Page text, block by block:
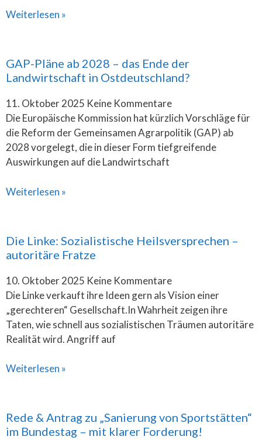
Weiterlesen »
GAP-Pläne ab 2028 – das Ende der
Landwirtschaft in Ostdeutschland?
11. Oktober 2025 Keine Kommentare
Die Europäische Kommission hat kürzlich Vorschläge für
die Reform der Gemeinsamen Agrarpolitik (GAP) ab
2028 vorgelegt, die in dieser Form tiefgreifende
Auswirkungen auf die Landwirtschaft
Weiterlesen »
Die Linke: Sozialistische Heilsversprechen –
autoritäre Fratze
10. Oktober 2025 Keine Kommentare
Die Linke verkauft ihre Ideen gern als Vision einer
„gerechteren“ Gesellschaft.In Wahrheit zeigen ihre
Taten, wie schnell aus sozialistischen Träumen autoritäre
Realität wird. Angriff auf
Weiterlesen »
Rede & Antrag zu „Sanierung von Sportstätten“
im Bundestag – mit klarer Forderung!